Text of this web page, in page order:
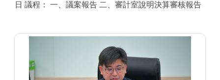
日 議程： 一、議案報告 二、審計室說明決算審核報告